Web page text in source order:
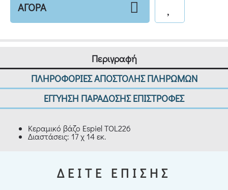
ΑΓΟΡΑ
Περιγραφή
ΠΛΗΡΟΦΟΡΙΕΣ ΑΠΟΣΤΟΛΗΣ ΠΛΗΡΩΜΩΝ
ΕΓΓΥΗΣΗ ΠΑΡΑΔΟΣΗΣ ΕΠΙΣΤΡΟΦΕΣ
Κεραμικό βάζο Espiel TOL226
Διαστάσεις: 17 χ 14 εκ.
ΔΕΙΤΕ ΕΠΙΣΗΣ